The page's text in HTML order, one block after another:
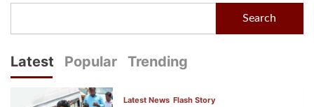
Search
Latest Popular Trending
Latest News Flash Story